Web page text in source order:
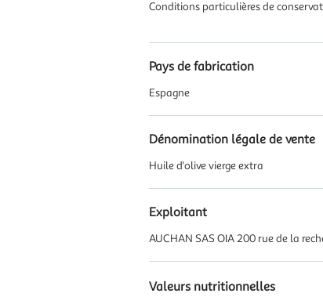
Conditions particulières de
Pays de fabrication
Espagne
Dénomination légale de vente
Huile d'olive vierge extra
Exploitant
AUCHAN SAS OIA 200 rue de la
Valeurs nutritionnelles